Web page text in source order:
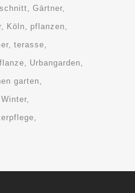
Gärtner
Köln
pflanzen
terasse
Urbangarden
garten
Winter